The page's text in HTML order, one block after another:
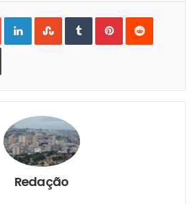
Google+LinkedInStumbleUpon
TumblrPinterestReddit
Print
Redação